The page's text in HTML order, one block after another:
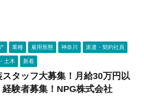
業種 雇用形態 神奈川 派遣・契約社員
土木 新着
スタッフ大募集！月給30万円以
経験者募集！NPG株式会社